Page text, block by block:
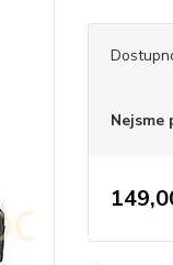
Nejsme